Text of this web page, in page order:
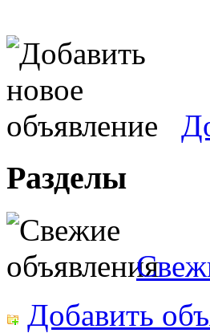
Разделы
Добавить